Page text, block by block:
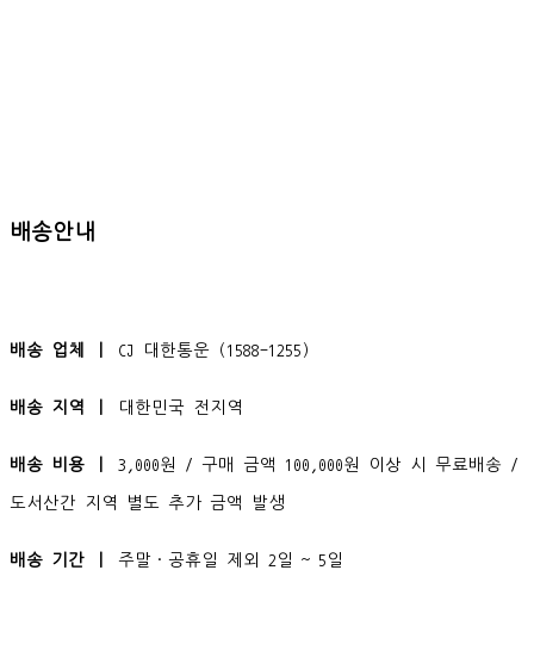
배송안내
배송 업체 ㅣ CJ 대한통운 (1588-1255)
배송 지역 ㅣ 대한민국 전지역
배송 비용 ㅣ 3,000원 / 구매 금액 100,000원 이상 시 무료배송 /
도서산간 지역 별도 추가 금액 발생
배송 기간 ㅣ 주말·공휴일 제외 2일 ~ 5일